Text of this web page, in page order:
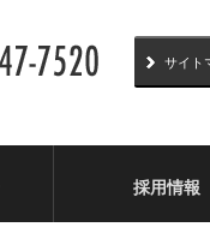
サイト
採用情報